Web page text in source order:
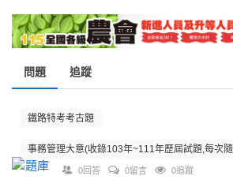
問題 追蹤
鐵路特考考古題
事務管理大意(收錄103年~111年歷屆試題,每次
0回答 0留言 0追蹤